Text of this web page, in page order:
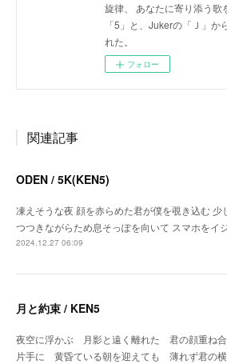
旋律、 あなたに寄り添う歌
「5」と、Jukerの「Ｊ」か
れた。
フォロー
関連記事
ODEN / 5K(KEN5)
凍えそうな夜 顔を赤らめた君が僕を覗き込む 少
つつきながらため息そっぽを向いて スマホをイ
2024.12.27 06:09
月と約束 / KEN5
夜空に浮かぶ 月影と遠く離れた 君の顔重ね
片手に 黄昏ている朝を迎えても 薄れず君の